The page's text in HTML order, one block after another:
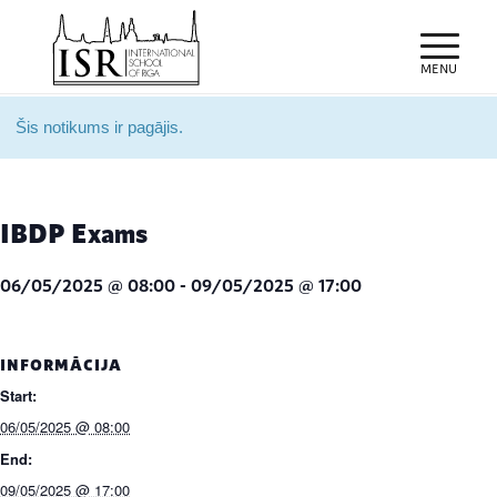
Šis notikums ir pagājis.
IBDP Exams
06/05/2025 @ 08:00 - 09/05/2025 @ 17:00
INFORMĀCIJA
Start:
06/05/2025 @ 08:00
End:
09/05/2025 @ 17:00